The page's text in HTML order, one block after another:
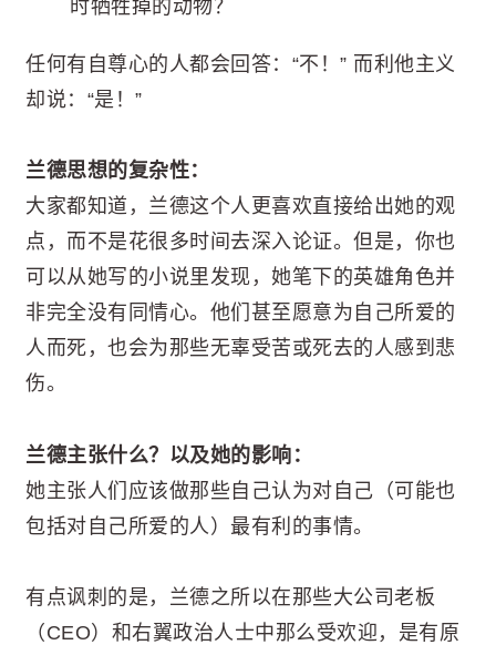
时牺牲掉的动物？
任何有自尊心的人都会回答：“不！” 而利他主义
却说：“是！”
兰德思想的复杂性：
大家都知道，兰德这个人更喜欢直接给出她的观
点，而不是花很多时间去深入论证。但是，你也
可以从她写的小说里发现，她笔下的英雄角色并
非完全没有同情心。他们甚至愿意为自己所爱的
人而死，也会为那些无辜受苦或死去的人感到悲
伤。
兰德主张什么？以及她的影响：
她主张人们应该做那些自己认为对自己（可能也
包括对自己所爱的人）最有利的事情。
有点讽刺的是，兰德之所以在那些大公司老板
（CEO）和右翼政治人士中那么受欢迎，是有原